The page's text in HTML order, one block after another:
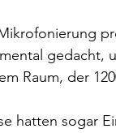
gedacht,
Raum, der
hatten sogar